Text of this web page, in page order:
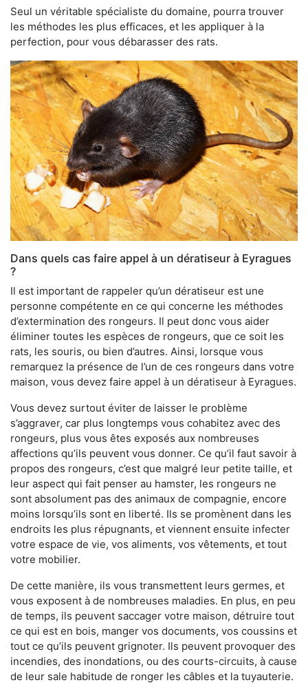
Seul un véritable spécialiste du domaine, pourra trouver
les méthodes les plus efficaces, et les appliquer à la
perfection, pour vous débarasser des rats.
Dans quels cas faire appel à un dératiseur à Eyragues
?
Il est important de rappeler qu’un dératiseur est une
personne compétente en ce qui concerne les méthodes
d’extermination des rongeurs. Il peut donc vous aider
éliminer toutes les espèces de rongeurs, que ce soit les
rats, les souris, ou bien d’autres. Ainsi, lorsque vous
remarquez la présence de l’un de ces rongeurs dans votre
maison, vous devez faire appel à un dératiseur à Eyragues.
Vous devez surtout éviter de laisser le problème
s’aggraver, car plus longtemps vous cohabitez avec des
rongeurs, plus vous êtes exposés aux nombreuses
affections qu’ils peuvent vous donner. Ce qu’il faut savoir à
propos des rongeurs, c’est que malgré leur petite taille, et
leur aspect qui fait penser au hamster, les rongeurs ne
sont absolument pas des animaux de compagnie, encore
moins lorsqu’ils sont en liberté. Ils se promènent dans les
endroits les plus répugnants, et viennent ensuite infecter
votre espace de vie, vos aliments, vos vêtements, et tout
votre mobilier.
De cette manière, ils vous transmettent leurs germes, et
vous exposent à de nombreuses maladies. En plus, en peu
de temps, ils peuvent saccager votre maison, détruire tout
ce qui est en bois, manger vos documents, vos coussins et
tout ce qu’ils peuvent grignoter. Ils peuvent provoquer des
incendies, des inondations, ou des courts-circuits, à cause
de leur sale habitude de ronger les câbles et la tuyauterie.